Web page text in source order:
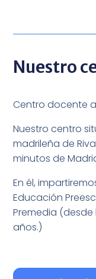
Nuestro
Centro docente
Nuestro centro
madrileña de
minutos de
En él,
Educación
Premedia (desde
años.)